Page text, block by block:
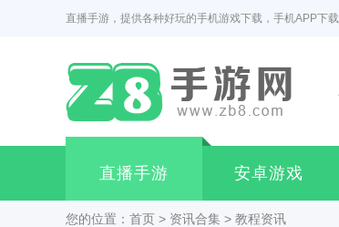
直播手游，提供各种好玩的手机游戏下载，手机APP下载
直播手游 安卓游戏
您的位置： 首页 > 资讯合集 > 教程资讯